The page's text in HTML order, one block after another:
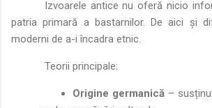
Izvoarele antice nu oferă nicio
patria primară a bastarnilor. De aici și
moderni de a-i încadra etnic.
Teorii principale:
Origine germanică –